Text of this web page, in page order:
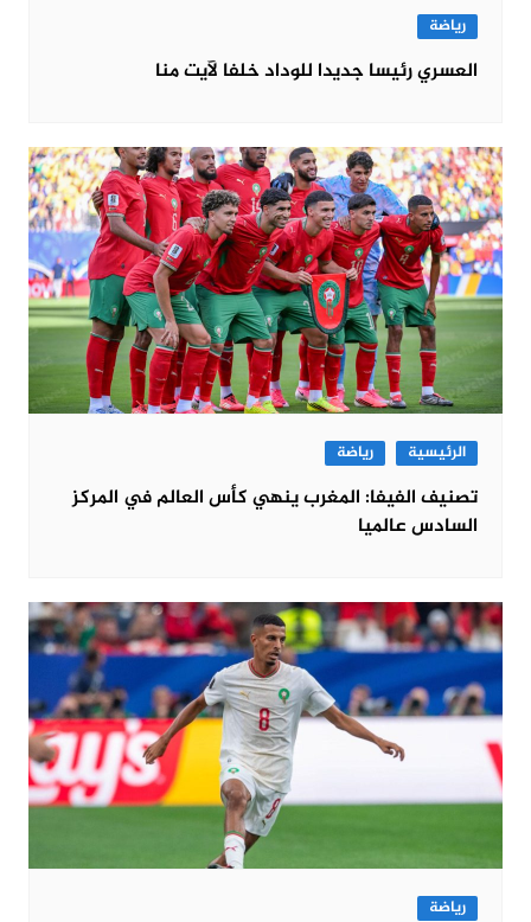
رياضة
العسري رئيسا جديدا للوداد خلفا لآيت منا
الرئيسية رياضة
تصنيف الفيفا: المغرب ينهي كأس العالم في المركز
السادس عالميا
رياضة